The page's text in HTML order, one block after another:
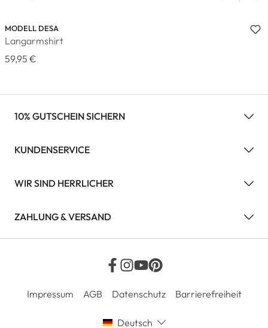
MODELL DESA
Langarmshirt
59,95 €
10% GUTSCHEIN SICHERN
KUNDENSERVICE
WIR SIND HERRLICHER
ZAHLUNG & VERSAND
Impressum AGB Datenschutz Barrierefreiheit
Deutsch